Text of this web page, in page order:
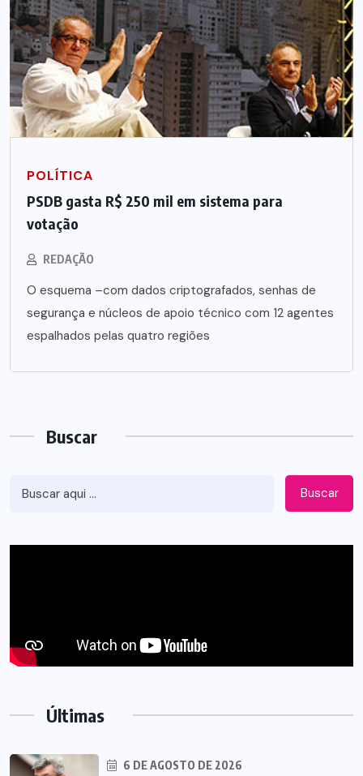
POLÍTICA
PSDB gasta R$ 250 mil em sistema para
votação
REDAÇÃO
O esquema –com dados criptografados, senhas de
segurança e núcleos de apoio técnico com 12 agentes
espalhados pelas quatro regiões
Buscar
Buscar
Últimas
6 DE AGOSTO DE 2026